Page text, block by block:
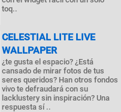
toq..
CELESTIAL LITE LIVE
WALLPAPER
¿te gusta el espacio? ¿Está
cansado de mirar fotos de tus
seres queridos? Han otros fondos
vivo te defraudará con su
lacklustery sin inspiración? Una
respuesta sí ..